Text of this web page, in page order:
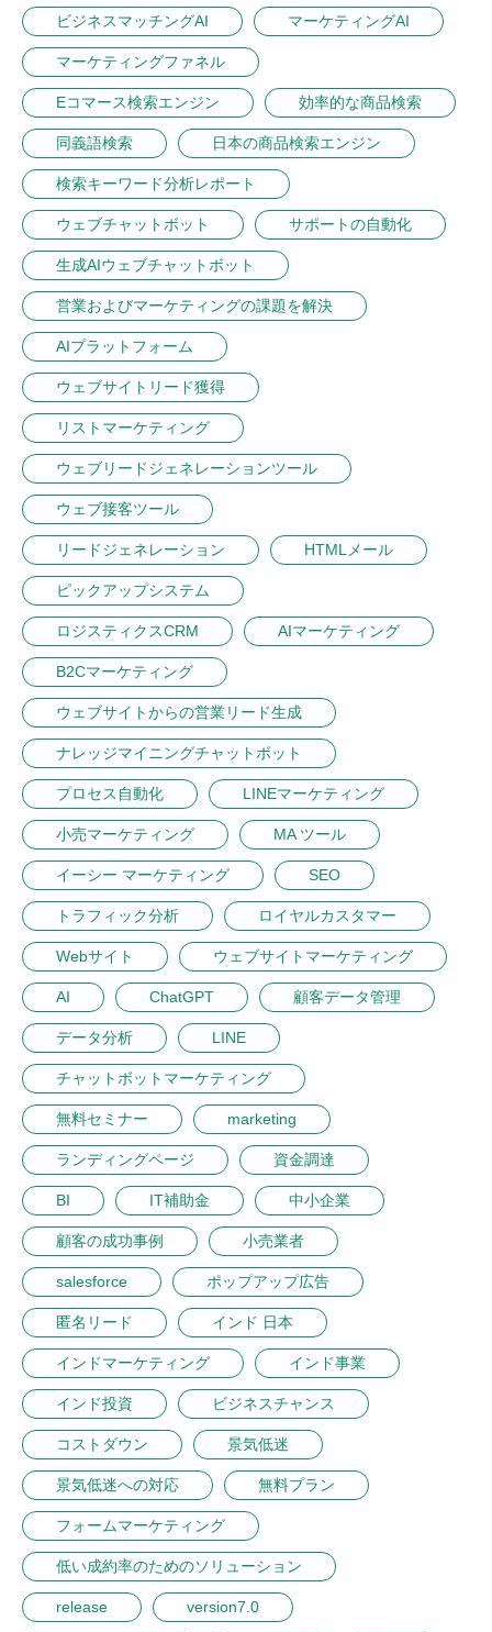
ビジネスマッチングAI マーケティングAI
マーケティングファネル
Eコマース検索エンジン 効率的な商品検索
同義語検索 日本の商品検索エンジン
検索キーワード分析レポート
ウェブチャットボット サポートの自動化
生成AIウェブチャットボット
営業およびマーケティングの課題を解決
AIプラットフォーム
ウェブサイトリード獲得
リストマーケティング
ウェブリードジェネレーションツール
ウェブ接客ツール
リードジェネレーション HTMLメール
ピックアップシステム
ロジスティクスCRM AIマーケティング
B2Cマーケティング
ウェブサイトからの営業リード生成
ナレッジマイニングチャットボット
プロセス自動化 LINEマーケティング
小売マーケティング MA ツール
イーシー マーケティング SEO
トラフィック分析 ロイヤルカスタマー
Webサイト ウェブサイトマーケティング
AI ChatGPT 顧客データ管理
データ分析 LINE
チャットボットマーケティング
無料セミナー marketing
ランディングページ 資金調達
BI IT補助金 中小企業
顧客の成功事例 小売業者
salesforce ポップアップ広告
匿名リード インド 日本
インドマーケティング インド事業
インド投資 ビジネスチャンス
コストダウン 景気低迷
景気低迷への対応 無料プラン
フォームマーケティング
低い成約率のためのソリューション
release version7.0